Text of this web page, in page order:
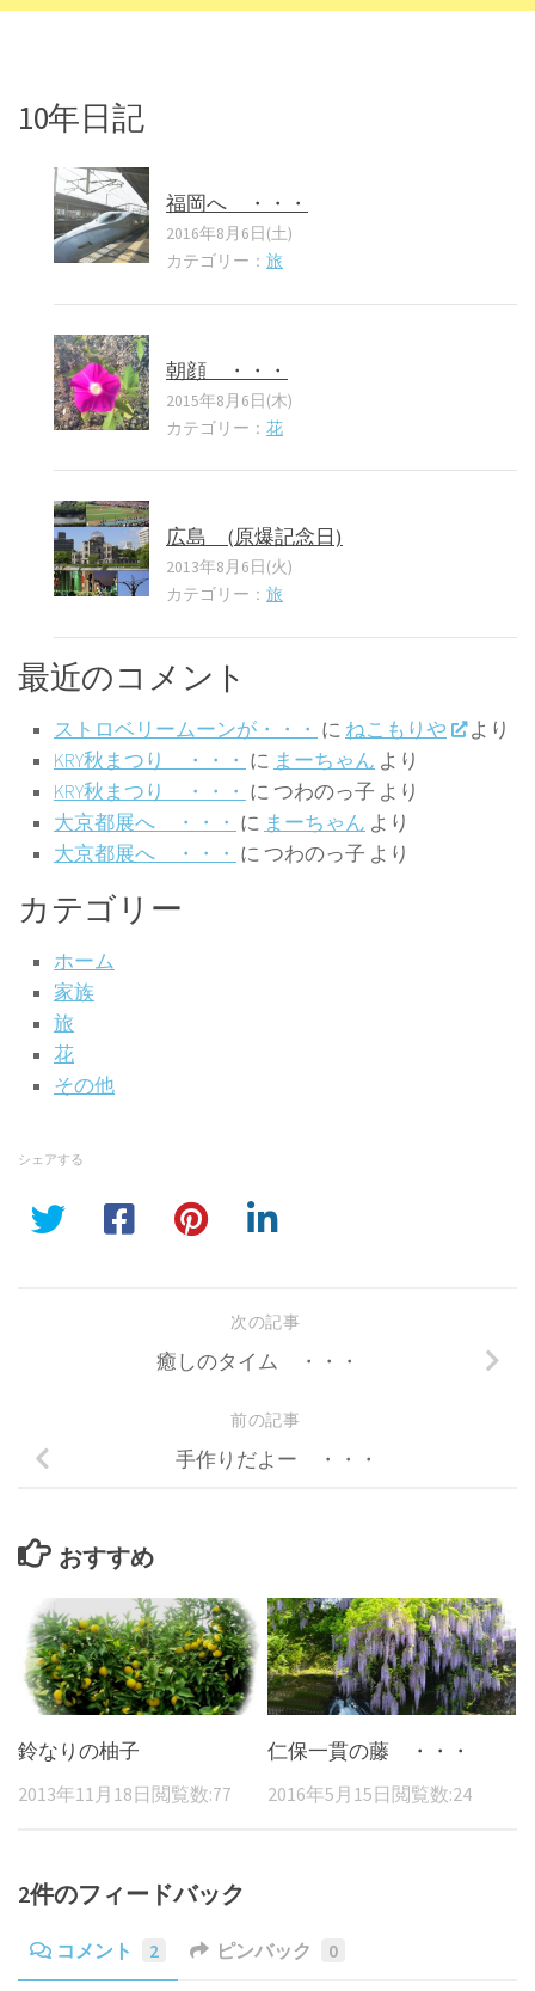
10年日記
福岡へ ・・・
2016年8月6日(土)
カテゴリー： 旅
朝顔 ・・・
2015年8月6日(木)
カテゴリー： 花
広島 (原爆記念日)
2013年8月6日(火)
カテゴリー： 旅
最近のコメント
ストロベリームーンが・・・ に ねこもりや
より
KRY秋まつり ・・・ に まーちゃん より
KRY秋まつり ・・・ に つわのっ子 より
大京都展へ ・・・ に まーちゃん より
大京都展へ ・・・ に つわのっ子 より
カテゴリー
ホーム
家族
旅
花
その他
シェアする
次の記事
癒しのタイム ・・・
前の記事
手作りだよー ・・・
おすすめ
鈴なりの柚子
2013年11月18日 閲覧数:77
仁保一貫の藤 ・・・
2016年5月15日 閲覧数:24
2件のフィードバック
コメント 2 ピンバック 0